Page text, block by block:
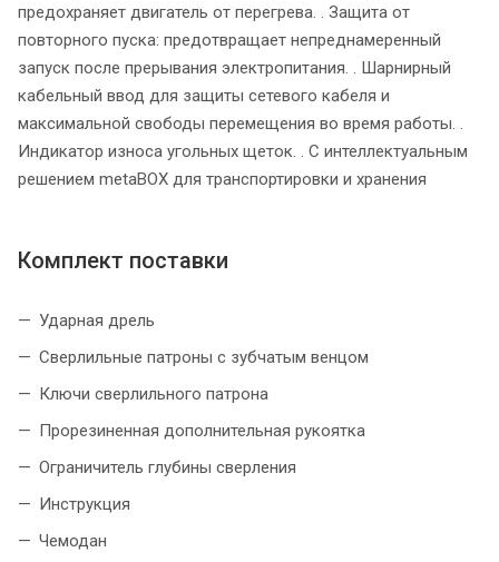
предохраняет двигатель от перегрева. . Защита от
повторного пуска: предотвращает непреднамеренный
запуск после прерывания электропитания. . Шарнирный
кабельный ввод для защиты сетевого кабеля и
максимальной свободы перемещения во время работы. .
Индикатор износа угольных щеток. . С интеллектуальным
решением metaBOX для транспортировки и хранения
Комплект поставки
Ударная дрель
Сверлильные патроны с зубчатым венцом
Ключи сверлильного патрона
Прорезиненная дополнительная рукоятка
Ограничитель глубины сверления
Инструкция
Чемодан